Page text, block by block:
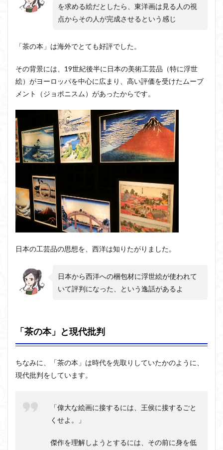
を求める絵だとしたら、東洋画は見る人の視
点からその人が完成させるという感じ
「茶の本」は海外でとても好評でした。
その背景には、19世紀後半に日本の美術工芸品（特に浮世
絵）がヨーロッパを中心に広まり、高い評価を受けたムーブ
メント（ジョポニスム）があったからです。
日本の工芸品の思想を、西洋は知りたがりました。
日本から西洋への梱包材に浮世絵が使われて
いて評判になった、という逸話があるよ
「茶の本」と現代批判
ちなみに、「茶の本」は時代を先取りしていたかのように、
現代批判をしています。
「偉大な絵画に接するには、王侯に接するごと
くせよ。」
傑作を理解しようとするには、その前に身を低